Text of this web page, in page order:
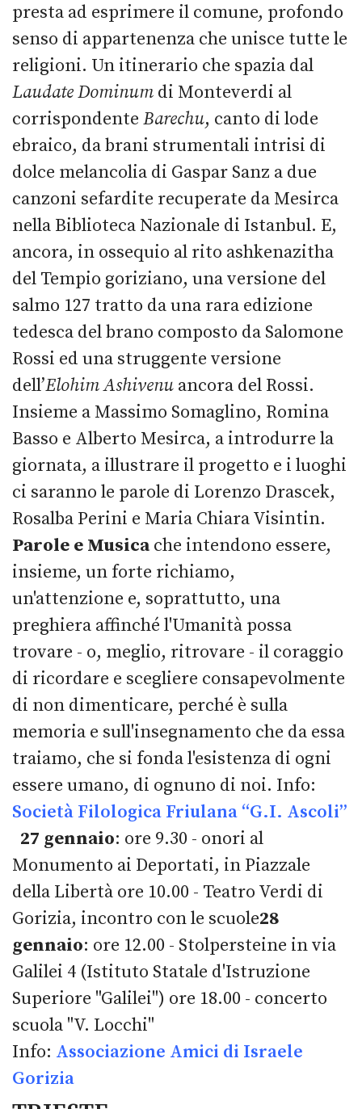
presta ad esprimere il comune, profondo
senso di appartenenza che unisce tutte le
religioni. Un itinerario che spazia dal
Laudate Dominum di Monteverdi al
corrispondente Barechu, canto di lode
ebraico, da brani strumentali intrisi di
dolce melancolia di Gaspar Sanz a due
canzoni sefardite recuperate da Mesirca
nella Biblioteca Nazionale di Istanbul. E,
ancora, in ossequio al rito ashkenazitha
del Tempio goriziano, una versione del
salmo 127 tratto da una rara edizione
tedesca del brano composto da Salomone
Rossi ed una struggente versione
dell’Elohim Ashivenu ancora del Rossi.
Insieme a Massimo Somaglino, Romina
Basso e Alberto Mesirca, a introdurre la
giornata, a illustrare il progetto e i luoghi
ci saranno le parole di Lorenzo Drascek,
Rosalba Perini e Maria Chiara Visintin.
Parole e Musicache intendono essere,
insieme, un forte richiamo,
un'attenzione e, soprattutto, una
preghiera affinché l'Umanità possa
trovare - o, meglio, ritrovare - il coraggio
di ricordare e scegliere consapevolmente
di non dimenticare, perché è sulla
memoria e sull'insegnamento che da essa
traiamo, che si fonda l'esistenza di ogni
essere umano, di ognuno di noi. Info:
Società Filologica Friulana “G.I. Ascoli”
27 gennaio: ore 9.30 - onori al
Monumento ai Deportati, in Piazzale
della Libertà ore 10.00 - Teatro Verdi di
Gorizia, incontro con le scuole28
gennaio: ore 12.00 - Stolpersteine in via
Galilei 4 (Istituto Statale d'Istruzione
Superiore "Galilei") ore 18.00 - concerto
scuola "V. Locchi"
Info: Associazione Amici di Israele
Gorizia